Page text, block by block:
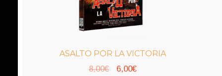
ASALTO POR LA VICTORIA
8,00€
El6,00€El